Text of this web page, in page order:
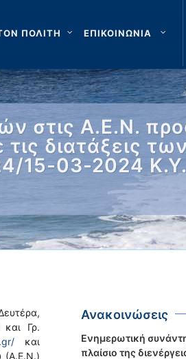
ΠΟΛΙΤΗ ΕΠΙΚΟΙΝΩΝΙΑ
στις Α.Ε.Ν.
διατάξεις
15-03-2024
και Γρ.
και
(Α.Ε.Ν.)
Ανακοινώσεις
Ενημερωτική
πλαίσιο της